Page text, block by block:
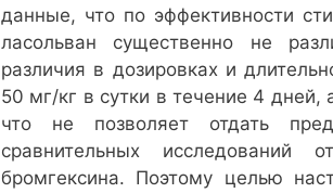
данные, что по эффективности
ласольван существенно не
различия в дозировках и
50 мг/кг в сутки в течение 4
что не позволяет отдать
сравнительных исследований
бромгексина. Поэтому целью